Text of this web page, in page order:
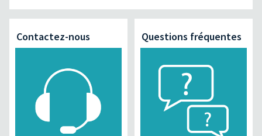
Contactez-nous Questions fréquentes